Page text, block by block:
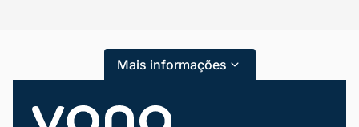
Atendimento ao Cliente
Blog
Dicas e Tutoriais
Mais informações